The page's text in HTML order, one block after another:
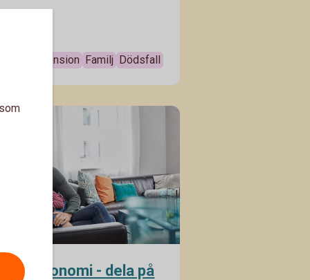
Pension Familj Dödsfall
ekonomi - dela på